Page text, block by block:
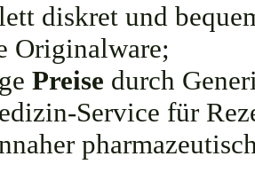
diskret und
Originalware;
Preise durch
Service für